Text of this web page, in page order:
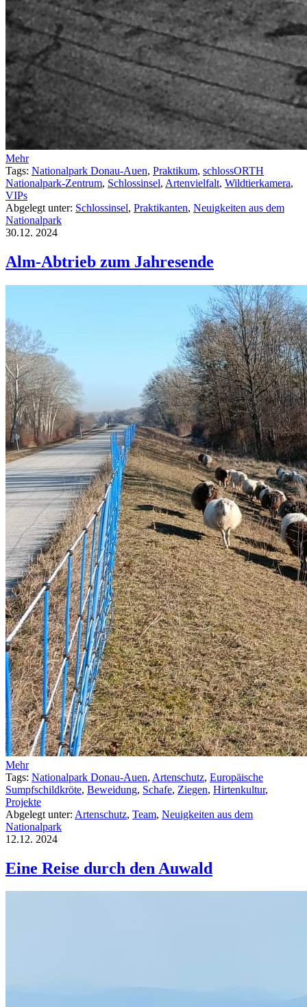
Mehr
Tags: Nationalpark Donau-Auen, Praktikum, schlossORTH
Nationalpark-Zentrum, Schlossinsel, Artenvielfalt, Wildtierkamera,
VIPs
Abgelegt unter: Schlossinsel, Praktikanten, Neuigkeiten aus dem
Nationalpark
30.12. 2024
Alm-Abtrieb zum Jahresende
Mehr
Tags: Nationalpark Donau-Auen, Artenschutz, Europäische
Sumpfschildkröte, Beweidung, Schafe, Ziegen, Hirtenkultur,
Projekte
Abgelegt unter: Artenschutz, Team, Neuigkeiten aus dem
Nationalpark
12.12. 2024
Eine Reise durch den Auwald